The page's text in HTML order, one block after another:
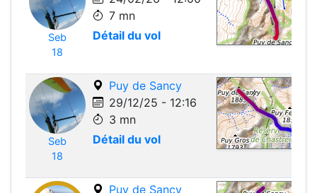
Seb
18
7 mn
Détail du vol
Seb
18
Puy de Sancy
29/12/25 - 12:16
3 mn
Détail du vol
Puy de Sancy